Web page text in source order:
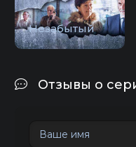
Незабытый
Отзывы о